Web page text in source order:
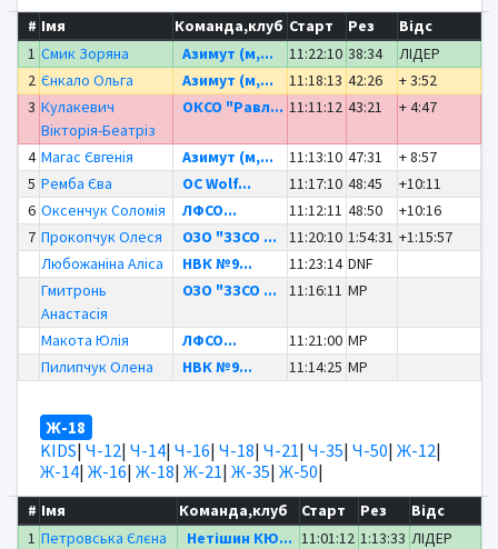
# Імя Команда,клуб Старт Рез
Відс
1 Смик Зоряна Азимут (м,... 11:22:10 38:34
ЛІДЕР
2 Єнкало Ольга Азимут (м,... 11:18:13 42:26
+ 3:52
3 Кулакевич
Вікторія-Беатріз
ОКСО "Равл... 11:11:12 43:21 + 4:47
4 Магас Євгенія Азимут (м,... 11:13:10 47:31
+ 8:57
5 Ремба Єва OC Wolf... 11:17:10 48:45
+10:11
6 Оксенчук Соломія ЛФСО... 11:12:11 48:50
+10:16
7 Прокопчук Олеся ОЗО "ЗЗСО ... 11:20:10 1:54:31 +1:15:57
Любожаніна Аліса
НВК №9... 11:23:14 DNF
Гмитронь
Анастасія
ОЗО "ЗЗСО ... 11:16:11 MP
Макота Юлія ЛФСО... 11:21:00 MP
Пилипчук Олена
НВК №9... 11:14:25 MP
Ж-18
KIDS| Ч-12| Ч-14| Ч-16| Ч-18| Ч-21| Ч-35| Ч-50| Ж-12|
Ж-14| Ж-16| Ж-18| Ж-21| Ж-35| Ж-50|
# Імя Команда,клуб Старт Рез
Відс
1 Петровська Єлєна Нетішин КЮ... 11:01:12 1:13:33 ЛІДЕР